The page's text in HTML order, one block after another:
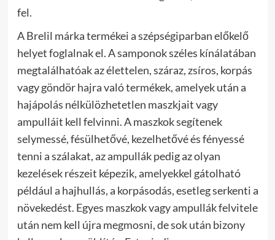
fel.
A Brelil márka termékei a szépségiparban előkelő
helyet foglalnak el. A samponok széles kínálatában
megtalálhatóak az élettelen, száraz, zsíros, korpás
vagy göndör hajra való termékek, amelyek után a
hajápolás nélkülözhetetlen maszkjait vagy
ampulláit kell felvinni.A maszkok segítenek
selymessé, fésülhetővé, kezelhetővé és fényessé
tenni a szálakat, az ampullák pedig az olyan
kezelések részeit képezik, amelyekkel gátolható
például a hajhullás, a korpásodás, esetleg serkenti a
növekedést. Egyes maszkok vagy ampullák felvitele
után nem kell újra megmosni, de sok után bizony